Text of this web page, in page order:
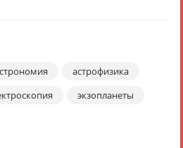
астрофизика
экзопланеты